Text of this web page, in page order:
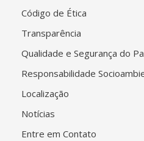
Código de Ética
Transparência
Qualidade e Segurança do
Responsabilidade
Localização
Notícias
Entre em Contato